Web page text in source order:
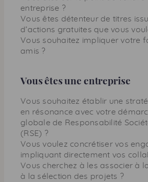
entreprise ?
Vous êtes détenteur de titres
d’actions gratuites que vous
Vous souhaitez impliquer votre
amis ?
Vous êtes une entreprise
Vous souhaitez établir une
en résonance avec votre
globale de Responsabilité
(RSE) ?
Vous voulez concrétiser vos
impliquant directement vos
Vous cherchez à les associer à
à la sélection des projets ?